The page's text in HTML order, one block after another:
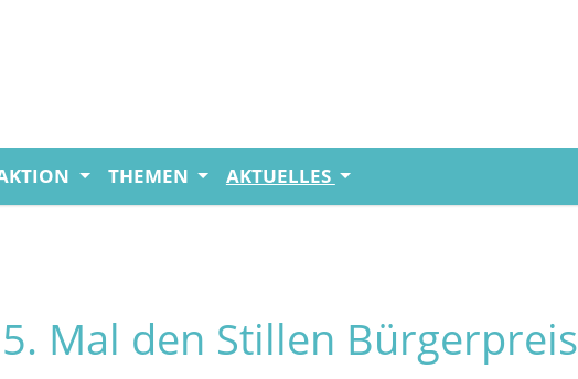
THEMEN AKTUELLES
Mal den Stillen Bürgerpreis